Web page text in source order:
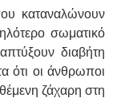
καταναλώνουν
σωματικό
διαβήτη
ότι οι άνθρωποι
ζάχαρη στη